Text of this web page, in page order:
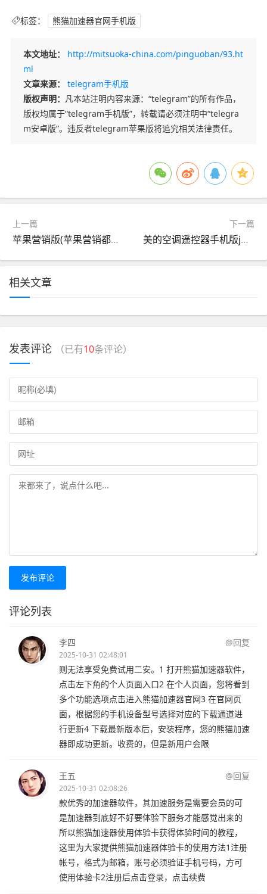
标签： 熊猫加速器官网手机版
本文地址：
http://mitsuoka-china.com/pinguoban/93.ht
ml
文章来源：
telegram手机版
版权声明： 凡本站注明内容来源：“telegram”的所有作品，
版权均属于“telegram手机版”，转载请必须注明中“telegra
m安卓版”。违反者telegram苹果版将追究相关法律责任。
上一篇
苹果营销版(苹果营销都有哪些成功之处)
下一篇
美的空调遥控器手机版just(美的空调遥控器手机版怎么连接空调)
相关文章
发表评论 （已有10条评论）
发布评论
评论列表
李四 @回复
2025-10-31 02:48:01
则无法享受免费试用二安。1 打开熊猫加速器软件，
点击左下角的个人页面入口2 在个人页面，您将看到
多个功能选项点击进入熊猫加速器官网3 在官网页
面，根据您的手机设备型号选择对应的下载通道进
行更新4 下载最新版本后，安装程序，您的熊猫加速
器即成功更新。收费的，但是新用户会限
王五 @回复
2025-10-31 02:08:26
款优秀的加速器软件，其加速服务是需要会员的可
是加速器到底好不好要体验下服务才能感觉出来的
所以熊猫加速器使用体验卡获得体验时间的教程，
这里为大家提供熊猫加速器体验卡的使用方法1注册
帐号，格式为邮箱，账号必须验证手机号码，方可
使用体验卡2注册后点击登录，点击续费